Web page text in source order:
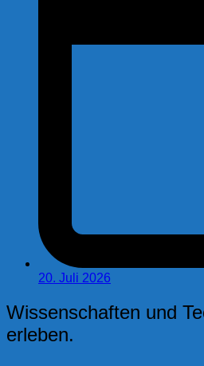
20. Juli 2026
Wissenschaften und
erleben.